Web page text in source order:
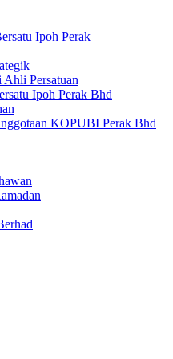
Ipoh Perak
Ahli Persatuan
Ipoh Perak Bhd
KOPUBI Perak Bhd